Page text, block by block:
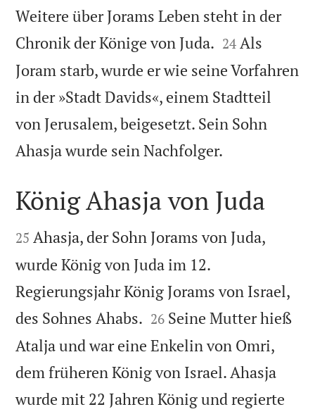
Weitere über Jorams Leben steht in der
Chronik der Könige von Juda. 

24 Als
Joram starb, wurde er wie seine Vorfahren
in der »Stadt Davids«, einem Stadtteil
von Jerusalem, beigesetzt. Sein Sohn
Ahasja wurde sein Nachfolger.

König Ahasja von Juda

25 Ahasja, der Sohn Jorams von Juda,
wurde König von Juda im 12.
Regierungsjahr König Jorams von Israel,
des Sohnes Ahabs. 

26 Seine Mutter hieß
Atalja und war eine Enkelin von Omri,
dem früheren König von Israel. Ahasja
wurde mit 22 Jahren König und regierte